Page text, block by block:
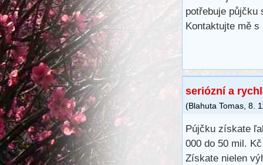
potřebuje půjčku
Kontaktujte mě
seriózní a
(Blahuta Tomas, 8.
Pújčku získate
000 do 50 mil.
Získate nielen